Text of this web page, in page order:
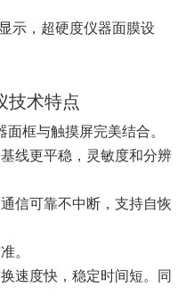
示，超硬度仪器面膜设
技术特点
框与触摸屏完美结合。
线更平稳，灵敏度和分辨
信可靠不中断，支持自恢
。
速度快，稳定时间短。同